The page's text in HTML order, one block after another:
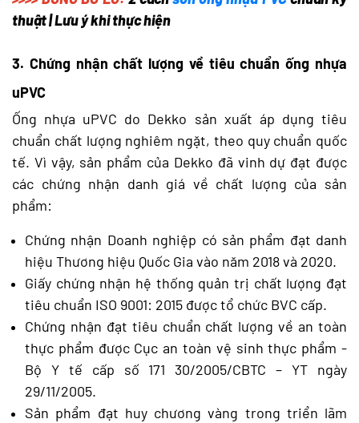
thuật | Lưu ý khi thực hiện
3. Chứng nhận chất lượng về tiêu chuẩn ống nhựa
uPVC
Ống nhựa uPVC do Dekko sản xuất áp dụng tiêu
chuẩn chất lượng nghiêm ngặt, theo quy chuẩn quốc
tế. Vì vậy, sản phẩm của Dekko đã vinh dự đạt được
các chứng nhận danh giá về chất lượng của sản
phẩm:
Chứng nhận Doanh nghiệp có sản phẩm đạt danh
hiệu Thương hiệu Quốc Gia vào năm 2018 và 2020.
Giấy chứng nhận hệ thống quản trị chất lượng đạt
tiêu chuẩn ISO 9001: 2015 được tổ chức BVC cấp.
Chứng nhận đạt tiêu chuẩn chất lượng về an toàn
thực phẩm được Cục an toàn vệ sinh thực phẩm -
Bộ Y tế cấp số 171 30/2005/CBTC – YT ngày
29/11/2005.
Sản phẩm đạt huy chương vàng trong triển lãm